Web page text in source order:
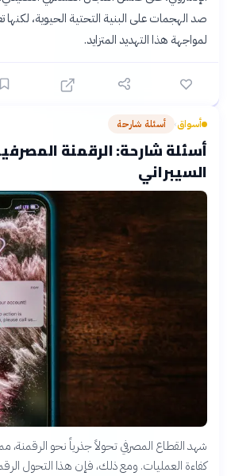
على البنية التحتية الحيوية، لكنها تعمل
هذا التهديد المتزايد.
› أسئلة شارحة
شارحة: الرقمنة المصرفية
القطاع المصرفي تحولاً جذرياً نحو الرقمنة، مما
العمليات. ومع ذلك، فإن هذا التحول الرقمي